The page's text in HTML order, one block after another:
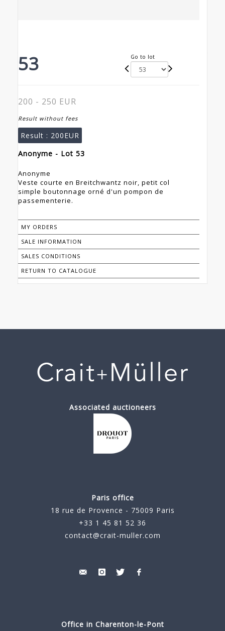
53 Go to lot
200 - 250 EUR
Result without fees
Result : 200EUR
Anonyme - Lot 53
Anonyme
Veste courte en Breitchwantz noir, petit col
simple boutonnage orné d'un pompon de
passementerie.
MY ORDERS
SALE INFORMATION
SALES CONDITIONS
RETURN TO CATALOGUE
Associated auctioneers
Paris office
18 rue de Provence - 75009 Paris
+33 1 45 81 52 36
contact@crait-muller.com
Office in Charenton-le-Pont